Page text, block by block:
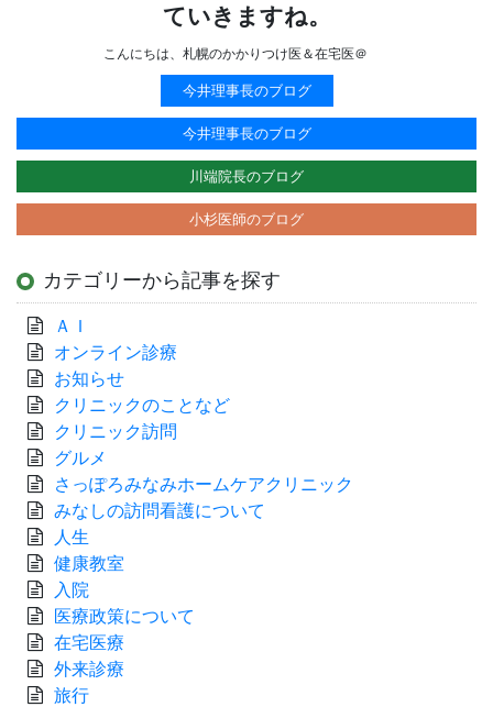
ていきますね。
こんにちは、札幌のかかりつけ医＆在宅医＠
今井理事長のブログ
今井理事長のブログ
川端院長のブログ
小杉医師のブログ
カテゴリーから記事を探す
ＡＩ
オンライン診療
お知らせ
クリニックのことなど
クリニック訪問
グルメ
さっぽろみなみホームケアクリニック
みなしの訪問看護について
人生
健康教室
入院
医療政策について
在宅医療
外来診療
旅行